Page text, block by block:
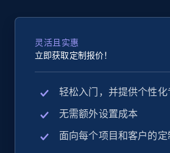
eBay - Collect records by
more.
灵活且实惠
立即获取定制报价！
轻松入门，并提供个性化
无需额外设置成本
面向每个项目和客户的定